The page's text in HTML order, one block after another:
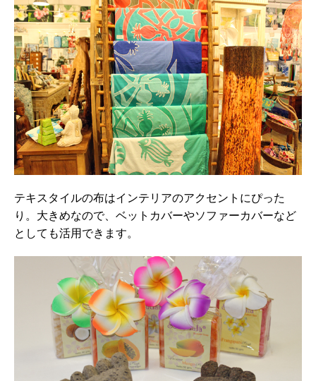
テキスタイルの布はインテリアのアクセントにぴった
り。大きめなので、ベットカバーやソファーカバーなど
としても活用できます。